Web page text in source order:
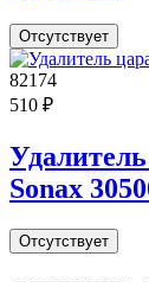
Отсутствует
82174
510 ₽
Sonax
Отсутствует